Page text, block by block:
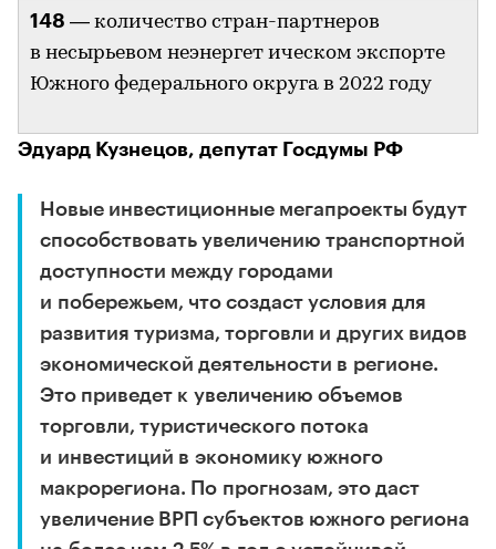
148 — количество стран-партнеров
в несырьевом неэнергет ическом экспорте
Южного федерального округа в 2022 году
Эдуард Кузнецов, депутат Госдумы РФ
Новые инвестиционные мегапроекты будут
способствовать увеличению транспортной
доступности между городами
и побережьем, что создаст условия для
развития туризма, торговли и других видов
экономической деятельности в регионе.
Это приведет к увеличению объемов
торговли, туристического потока
и инвестиций в экономику южного
макрорегиона. По прогнозам, это даст
увеличение ВРП субъектов южного региона